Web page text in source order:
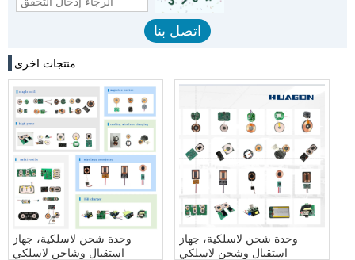
منتجات اخرى
وحدة شحن لاسلكية، جهاز
استقبال وشاحن لاسلكي
وحدة شحن لاسلكية، جهاز
استقبال وشحن لاسلكي